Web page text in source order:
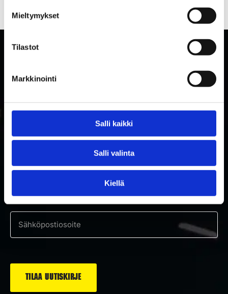
Mieltymykset
Tilastot
Markkinointi
Salli kaikki
Salli valinta
Kiellä
Tilaa uutiskirje ja saat ensimmäisenä tietoa uutuuksista ja
Suostumus
Hyväksyn tietosuojaselosteen mukaisen tietojeni käytön.*
Sähköposti